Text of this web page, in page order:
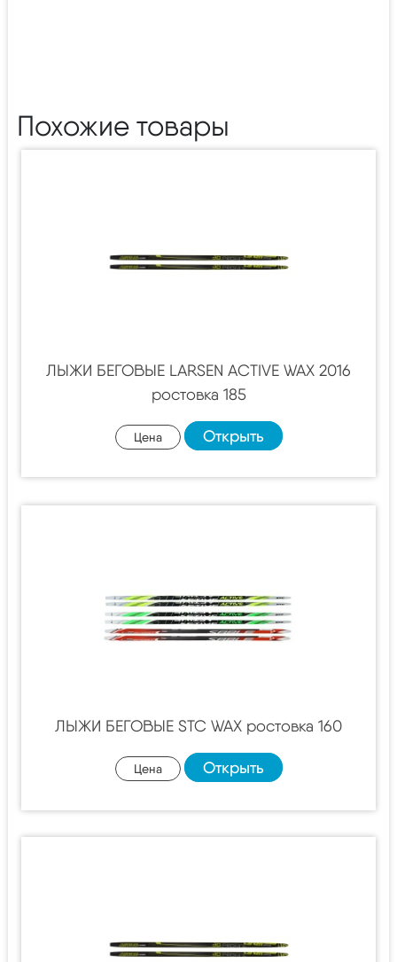
Похожие товары
ЛЫЖИ БЕГОВЫЕ LARSEN ACTIVE WAX 2016
ростовка 185
Цена Открыть
ЛЫЖИ БЕГОВЫЕ STC WAX ростовка 160
Цена Открыть